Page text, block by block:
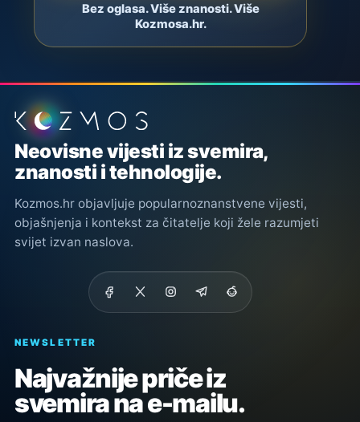
Bez oglasa. Više znanosti. Više
Kozmosa.hr.
Podnožje stranice
Neovisne vijesti iz svemira,
znanosti i tehnologije.
Kozmos.hr objavljuje popularnoznanstvene vijesti,
objašnjenja i kontekst za čitatelje koji žele razumjeti
svijet izvan naslova.
NEWSLETTER
Najvažnije priče iz
svemira na e-mailu.